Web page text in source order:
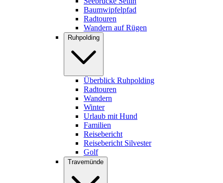
Baumwipfelpfad
Radtouren
Wandern auf Rügen
Ruhpolding
Überblick Ruhpolding
Radtouren
Wandern
Winter
Urlaub mit Hund
Familien
Reisebericht
Reisebericht Silvester
Golf
Travemünde